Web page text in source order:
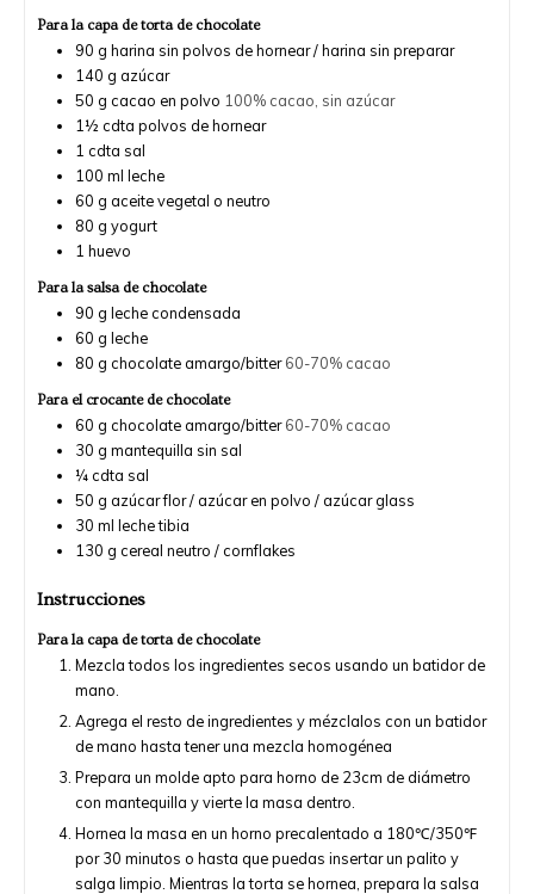
Para la capa de torta de chocolate
90 g harina sin polvos de hornear / harina sin preparar
140 g azúcar
50 g cacao en polvo 100% cacao, sin azúcar
1½ cdta polvos de hornear
1 cdta sal
100 ml leche
60 g aceite vegetal o neutro
80 g yogurt
1 huevo
Para la salsa de chocolate
90 g leche condensada
60 g leche
80 g chocolate amargo/bitter 60-70% cacao
Para el crocante de chocolate
60 g chocolate amargo/bitter 60-70% cacao
30 g mantequilla sin sal
¼ cdta sal
50 g azúcar flor / azúcar en polvo / azúcar glass
30 ml leche tibia
130 g cereal neutro / cornflakes
Instrucciones
Para la capa de torta de chocolate
Mezcla todos los ingredientes secos usando un batidor de
mano.
Agrega el resto de ingredientes y mézclalos con un batidor
de mano hasta tener una mezcla homogénea
Prepara un molde apto para horno de 23cm de diámetro
con mantequilla y vierte la masa dentro.
Hornea la masa en un horno precalentado a 180℃/350℉
por 30 minutos o hasta que puedas insertar un palito y
salga limpio. Mientras la torta se hornea, prepara la salsa